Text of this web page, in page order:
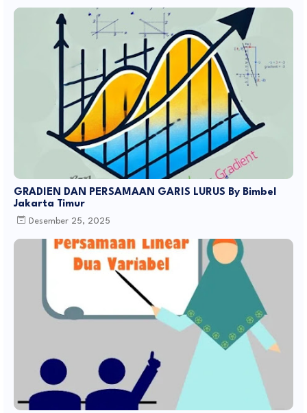
GRADIEN DAN PERSAMAAN GARIS LURUS By Bimbel
Jakarta Timur
Desember 25, 2025